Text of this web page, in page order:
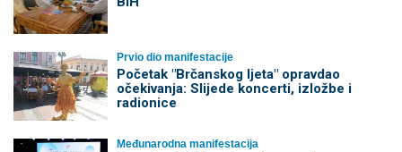
Prvio dio manifestacije
Početak "Brčanskog ljeta" opravdao
očekivanja: Slijede koncerti, izložbe i
radionice
Međunarodna manifestacija